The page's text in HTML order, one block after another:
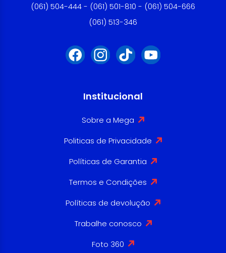
(061) 504-444 - (061) 501-810 - (061) 504-666
(061) 513-346
Institucional
Sobre a Mega
Politicas de Privacidade
Políticas de Garantia
Termos e Condições
Políticas de devolução
Trabalhe conosco
Foto 360